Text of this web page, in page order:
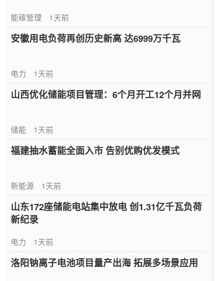
能碳管理 1天前
安徽用电负荷再创历史新高 达6999万千瓦
电力 1天前
山西优化储能项目管理：6个月开工12个月并网
储能 1天前
福建抽水蓄能全面入市 告别优购优发模式
新能源 1天前
山东172座储能电站集中放电 创1.31亿千瓦负荷
新纪录
电力 1天前
洛阳钠离子电池项目量产出海 拓展多场景应用